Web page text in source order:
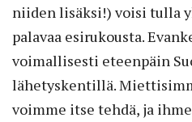
niiden lisäksi!) voisi tulla
palavaa esirukousta.
voimallisesti eteenpäin
lähetyskentillä.
voimme itse tehdä, ja